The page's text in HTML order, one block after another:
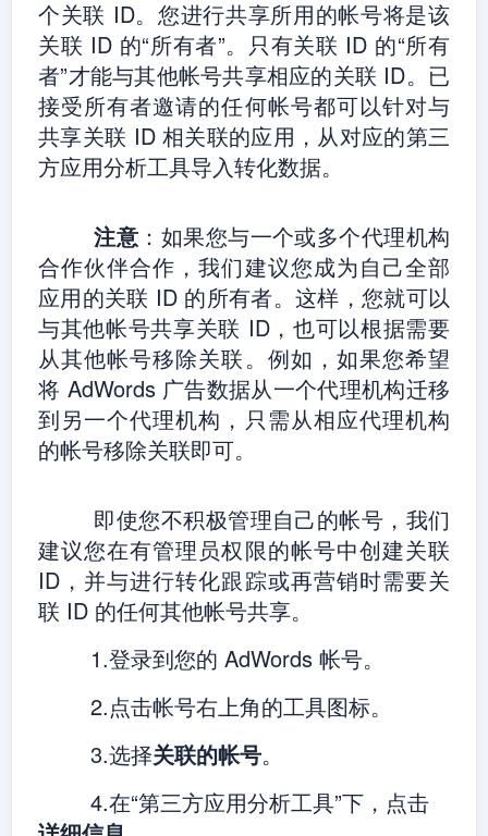
个关联 ID。您进行共享所用的帐号将是该
关联 ID 的“所有者”。只有关联 ID 的“所有
者”才能与其他帐号共享相应的关联 ID。已
接受所有者邀请的任何帐号都可以针对与
共享关联 ID 相关联的应用，从对应的第三
方应用分析工具导入转化数据。
注意 ：如果您与一个或多个代理机构
合作伙伴合作，我们建议您成为自己全部
应用的关联 ID 的所有者。这样，您就可以
与其他帐号共享关联 ID，也可以根据需要
从其他帐号移除关联。例如，如果您希望
将 AdWords 广告数据从一个代理机构迁移
到另一个代理机构，只需从相应代理机构
的帐号移除关联即可。
即使您不积极管理自己的帐号，我们
建议您在有管理员权限的帐号中创建关联
ID，并与进行转化跟踪或再营销时需要关
联 ID 的任何其他帐号共享。
1.登录到您的 AdWords 帐号。
2.点击帐号右上角的工具图标。
3.选择关联的帐号。
4.在“第三方应用分析工具”下，点击